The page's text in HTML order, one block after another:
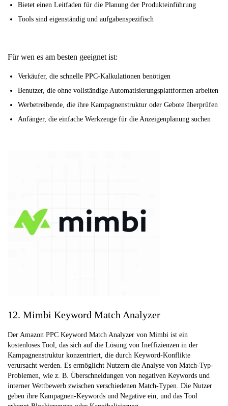
Bietet einen Leitfaden für die Planung der Produkteinführung
Tools sind eigenständig und aufgabenspezifisch
Für wen es am besten geeignet ist:
Verkäufer, die schnelle PPC-Kalkulationen benötigen
Benutzer, die ohne vollständige Automatisierungsplattformen arbeiten
Werbetreibende, die ihre Kampagnenstruktur oder Gebote überprüfen
Anfänger, die einfache Werkzeuge für die Anzeigenplanung suchen
12. Mimbi Keyword Match Analyzer
Der Amazon PPC Keyword Match Analyzer von Mimbi ist ein
kostenloses Tool, das sich auf die Lösung von Ineffizienzen in der
Kampagnenstruktur konzentriert, die durch Keyword-Konflikte
verursacht werden. Es ermöglicht Nutzern die Analyse von Match-Typ-
Problemen, wie z. B. Überschneidungen von negativen Keywords und
interner Wettbewerb zwischen verschiedenen Match-Typen. Die Nutzer
geben ihre Kampagnen-Keywords und Negative ein, und das Tool